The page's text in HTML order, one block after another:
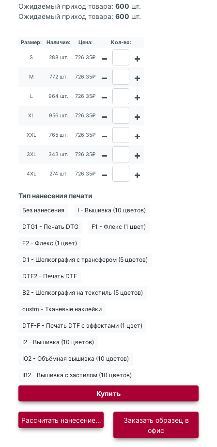
Ожидаемый приход товара: 600 шт.
Ожидаемый приход товара: 600 шт.
Размер: Наличие: Цена: Кол-во:
S 288 шт. 726.35₽
M 772 шт. 726.35₽
L 964 шт. 726.35₽
XL 956 шт. 726.35₽
XXL 765 шт. 726.35₽
3XL 343 шт. 726.35₽
4XL 274 шт. 726.35₽
Тип нанесения печати
Без нанесения I - Вышивка (10 цветов)
DTG1 - Печать DTG F1 - Флекс (1 цвет)
F2 - Флекс (1 цвет)
D1 - Шелкография с трансфером (5 цветов)
DTF2 - Печать DTF
B2 - Шелкография на текстиль (5 цветов)
custm - Тканевые наклейки
DTF-F - Печать DTF с эффектами (1 цвет)
I2 - Вышивка (10 цветов)
IO2 - Объёмная вышивка (10 цветов)
IB2 - Вышивка с застилом (10 цветов)
Купить
Рассчитать нанесение логотипаЗаказать образец в
офис